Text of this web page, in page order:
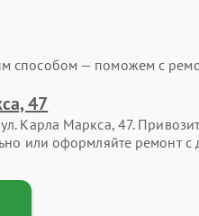
способом — поможем с
47
Карла Маркса, 47.
или оформляйте ремонт с